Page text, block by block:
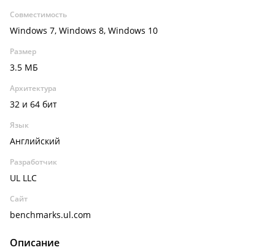
Совместимость
Windows 7, Windows 8, Windows 10
Размер
3.5 МБ
Архитектура
32 и 64 бит
Язык
Английский
Разработчик
UL LLC
Сайт
benchmarks.ul.com
Описание